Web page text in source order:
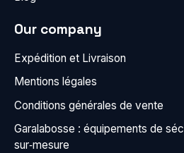
Our company
Expédition et Livraison
Mentions légales
Conditions générales de vente
Garalabosse : équipements de
sur‑mesure